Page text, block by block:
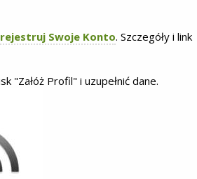
Swoje Konto. Szczegóły i link
"Załóż Profil" i uzupełnić dane.